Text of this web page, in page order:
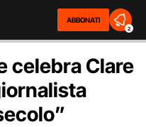
ABBONATI
2
celebra Clare